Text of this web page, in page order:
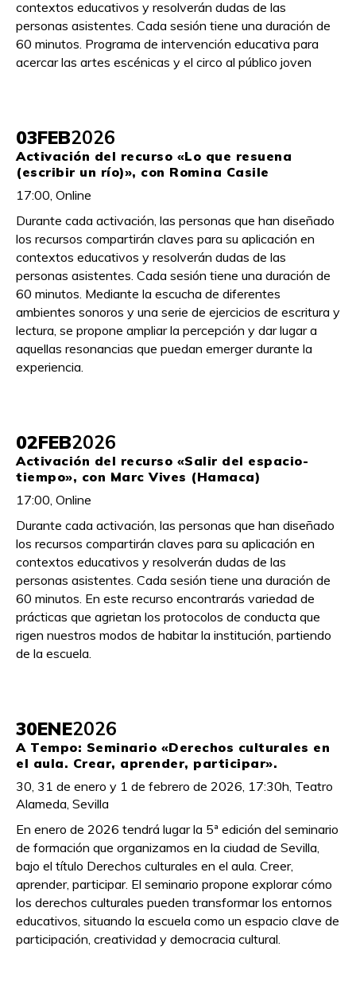
contextos educativos y resolverán dudas de las
personas asistentes. Cada sesión tiene una duración de
60 minutos. Programa de intervención educativa para
acercar las artes escénicas y el circo al público joven
03FEB2026
Activación del recurso «Lo que resuena
(escribir un río)», con Romina Casile
17:00, Online
Durante cada activación, las personas que han diseñado
los recursos compartirán claves para su aplicación en
contextos educativos y resolverán dudas de las
personas asistentes. Cada sesión tiene una duración de
60 minutos. Mediante la escucha de diferentes
ambientes sonoros y una serie de ejercicios de escritura y
lectura, se propone ampliar la percepción y dar lugar a
aquellas resonancias que puedan emerger durante la
experiencia.
02FEB2026
Activación del recurso «Salir del espacio-
tiempo», con Marc Vives (Hamaca)
17:00, Online
Durante cada activación, las personas que han diseñado
los recursos compartirán claves para su aplicación en
contextos educativos y resolverán dudas de las
personas asistentes. Cada sesión tiene una duración de
60 minutos. En este recurso encontrarás variedad de
prácticas que agrietan los protocolos de conducta que
rigen nuestros modos de habitar la institución, partiendo
de la escuela.
30ENE2026
A Tempo: Seminario «Derechos culturales en
el aula. Crear, aprender, participar».
30, 31 de enero y 1 de febrero de 2026, 17:30h, Teatro
Alameda, Sevilla
En enero de 2026 tendrá lugar la 5ª edición del seminario
de formación que organizamos en la ciudad de Sevilla,
bajo el título Derechos culturales en el aula. Creer,
aprender, participar. El seminario propone explorar cómo
los derechos culturales pueden transformar los entornos
educativos, situando la escuela como un espacio clave de
participación, creatividad y democracia cultural.